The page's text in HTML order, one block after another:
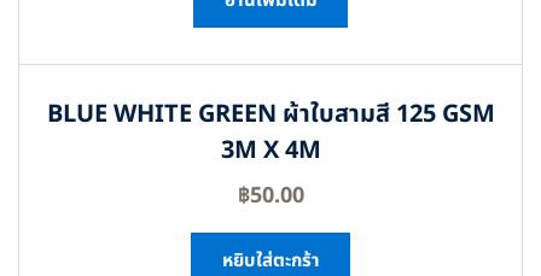
BLUE WHITE GREEN ผ้าใบสามสี 125 GSM
3M X 4M
฿50.00
หยิบใส่ตะกร้า